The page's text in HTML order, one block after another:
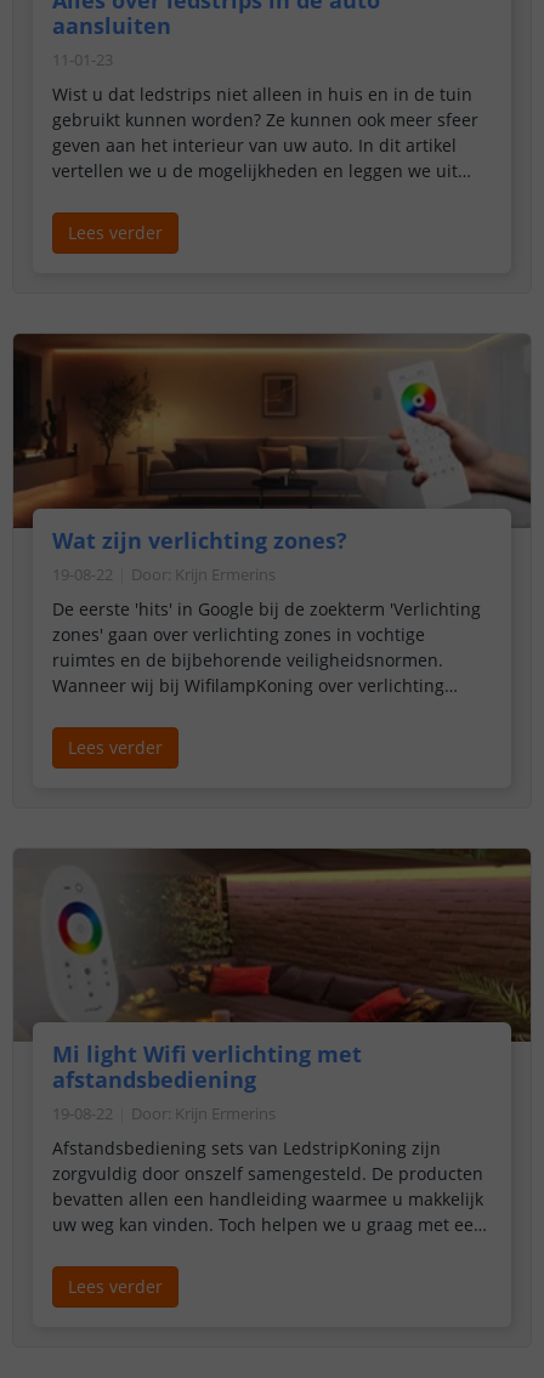
aansluiten
11-01-23
Wist u dat ledstrips niet alleen in huis en in de tuin
gebruikt kunnen worden? Ze kunnen ook meer sfeer
geven aan het interieur van uw auto. In dit artikel
vertellen we u de mogelijkheden en leggen we uit
Lees verder
Wat zijn verlichting zones?
19-08-22 Door: Krijn Ermerins
De eerste 'hits' in Google bij de zoekterm 'Verlichting
zones' gaan over verlichting zones in vochtige
ruimtes en de bijbehorende veiligheidsnormen.
Wanneer wij bij WifilampKoning over verlichting
mee...Lees verder
Mi light Wifi verlichting met
afstandsbediening
19-08-22 Door: Krijn Ermerins
Afstandsbediening sets van LedstripKoning zijn
zorgvuldig door onszelf samengesteld. De producten
bevatten allen een handleiding waarmee u makkelijk
uw weg kan vinden. Toch helpen we u graag met een
Lees verder